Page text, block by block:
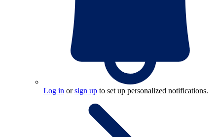
Log in orsign up to set up personalized notifications.